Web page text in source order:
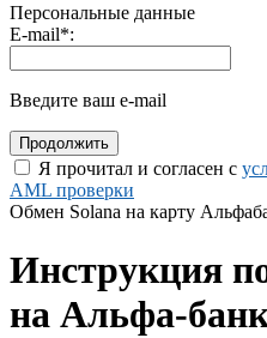
Персональные данные
E-mail*:
Введите ваш e-mail
Я прочитал и согласен с
AML проверки
Обмен Solana на карту
Инструкция
на Альфа-